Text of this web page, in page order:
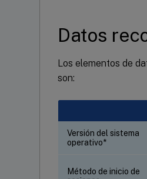
Datos
Los elementos de
son:
Versión del sistema
operativo*
Método de inicio de